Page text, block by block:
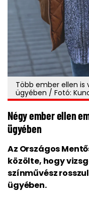
Több ember ellen is
ügyében / Fotó:
Négy ember ellen
ügyében
Az Országos
közölte, hogy
színművész
ügyében.